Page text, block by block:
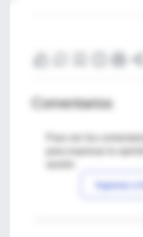
Comentarios
Para ver los
Ingresar a